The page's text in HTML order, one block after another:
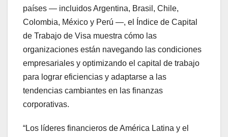
países — incluidos Argentina, Brasil, Chile,
Colombia, México y Perú —, el Índice de Capital
de Trabajo de Visa muestra cómo las
organizaciones están navegando las condiciones
empresariales y optimizando el capital de trabajo
para lograr eficiencias y adaptarse a las
tendencias cambiantes en las finanzas
corporativas.
“Los líderes financieros de América Latina y el